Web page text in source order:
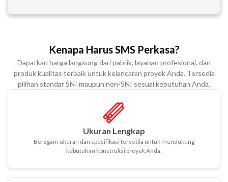
Kenapa Harus SMS Perkasa?
Dapatkan harga langsung dari pabrik, layanan profesional, dan
produk kualitas terbaik untuk kelancaran proyek Anda. Tersedia
pilihan standar SNI maupun non-SNI sesuai kebutuhan Anda.
Ukuran Lengkap
Beragam ukuran dan spesifikasi tersedia untuk mendukung
kebutuhan konstruksi proyek Anda.